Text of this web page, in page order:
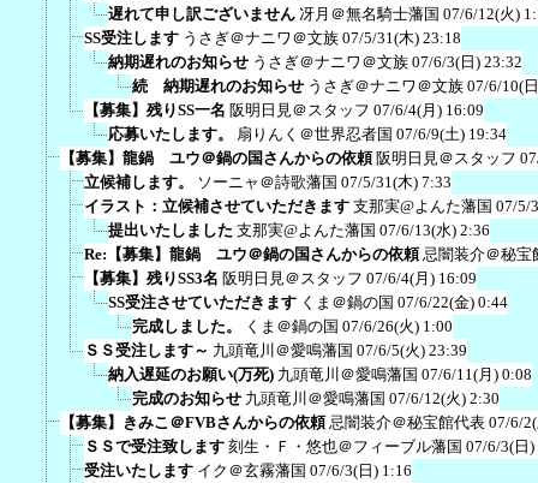
遅れて申し訳ございません 冴月＠無名騎士藩国 07/6/12(火)
SS受注します うさぎ＠ナニワ＠文族 07/5/31(木) 23:18
納期遅れのお知らせ うさぎ＠ナニワ＠文族 07/6/3(日) 23:32
続 納期遅れのお知らせ うさぎ＠ナニワ＠文族 07/6/10(
【募集】残りSS一名 阪明日見＠スタッフ 07/6/4(月) 16:09
応募いたします。
扇りんく＠世界忍者国 07/6/9(土) 19:34
【募集】龍鍋 ユウ＠鍋の国さんからの依頼 阪明日見＠スタッフ
立候補します。
ソーニャ＠詩歌藩国 07/5/31(木) 7:33
イラスト：立候補させていただきます 支那実@よんた藩国 07/5/
提出いたしました 支那実@よんた藩国 07/6/13(水) 2:36
Re:【募集】龍鍋 ユウ＠鍋の国さんからの依頼 忌闇装介＠秘宝
【募集】残りSS3名 阪明日見＠スタッフ 07/6/4(月) 16:09
SS受注させていただきます くま＠鍋の国 07/6/22(金) 0:44
完成しました。
くま＠鍋の国 07/6/26(火) 1:00
ＳＳ受注します～ 九頭竜川＠愛鳴藩国 07/6/5(火) 23:39
納入遅延のお願い(万死) 九頭竜川＠愛鳴藩国 07/6/11(月) 0:08
完成のお知らせ 九頭竜川＠愛鳴藩国 07/6/12(火) 2:30
【募集】きみこ＠FVBさんからの依頼 忌闇装介＠秘宝館代表 07/6/
ＳＳで受注致します 刻生・Ｆ・悠也＠フィーブル藩国 07/6/3(日)
受注いたします イク＠玄霧藩国 07/6/3(日) 1:16